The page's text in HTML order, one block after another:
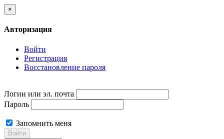
×
Авторизация
Войти
Регистрация
Восстановление пароля
Логин или эл. почта
Пароль
Запомнить меня
Войти